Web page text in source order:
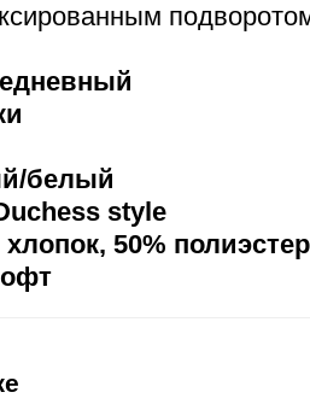
белый
style
хлопок, 50% полиэстер